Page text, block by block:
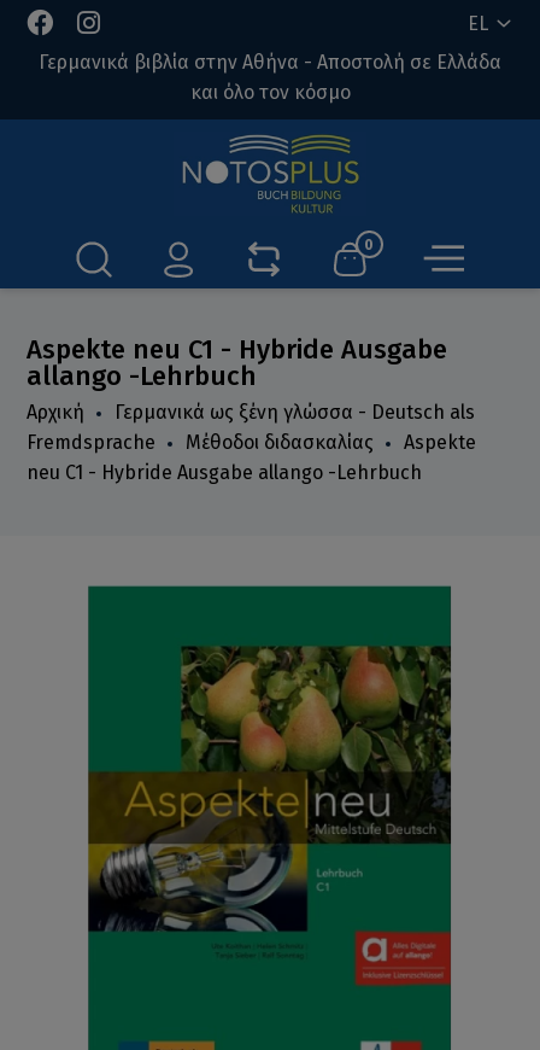
EL
Γερμανικά βιβλία στην Αθήνα - Αποστολή σε Ελλάδα
και όλο τον κόσμο
0
Aspekte neu C1 - Hybride Ausgabe
allango -Lehrbuch
Αρχική
Γερμανικά ως ξένη γλώσσα - Deutsch als
Fremdsprache
Μέθοδοι διδασκαλίας
Aspekte
neu C1 - Hybride Ausgabe allango -Lehrbuch